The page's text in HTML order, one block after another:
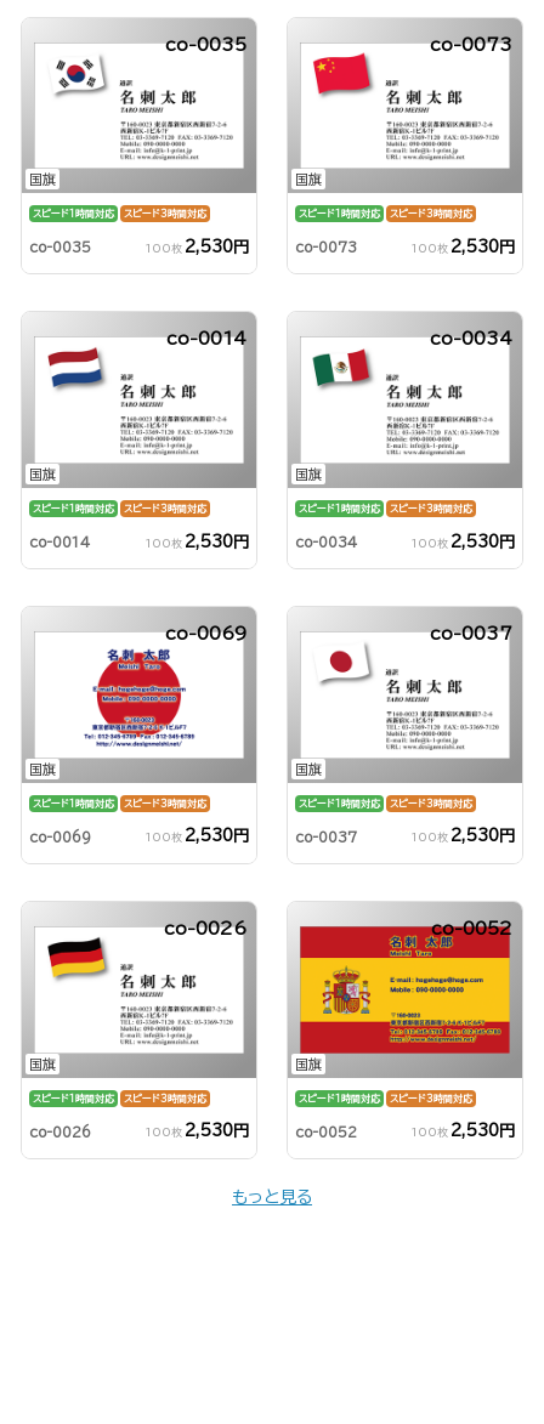
国旗
co-0035
スピード1時間対応 スピード3時間対応
co-0035 100枚 2,530円
国旗
co-0073
スピード1時間対応 スピード3時間対応
co-0073 100枚 2,530円
国旗
co-0014
スピード1時間対応 スピード3時間対応
co-0014 100枚 2,530円
国旗
co-0034
スピード1時間対応 スピード3時間対応
co-0034 100枚 2,530円
国旗
co-0069
スピード1時間対応 スピード3時間対応
co-0069 100枚 2,530円
国旗
co-0037
スピード1時間対応 スピード3時間対応
co-0037 100枚 2,530円
国旗
co-0026
スピード1時間対応 スピード3時間対応
co-0026 100枚 2,530円
国旗
co-0052
スピード1時間対応 スピード3時間対応
co-0052 100枚 2,530円
もっと見る